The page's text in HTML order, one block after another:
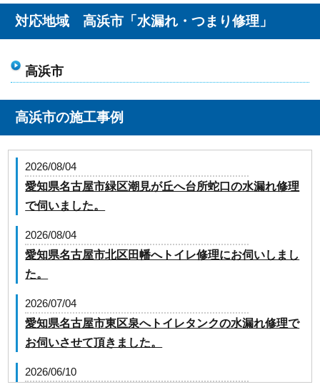
対応地域 高浜市「水漏れ・つまり修理」
高浜市
高浜市の施工事例
2026/08/04
愛知県名古屋市緑区潮見が丘へ台所蛇口の水漏れ修理
で伺いました。
2026/08/04
愛知県名古屋市北区田幡へトイレ修理にお伺いしまし
た。
2026/07/04
愛知県名古屋市東区泉へトイレタンクの水漏れ修理で
お伺いさせて頂きました。
2026/06/10